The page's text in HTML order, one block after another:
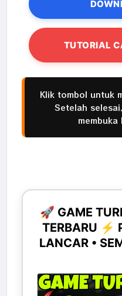
TUTORIAL
Klik tombol untuk
Setelah selesai,
🚀 GAME
TERBARU ⚡
LANCAR •